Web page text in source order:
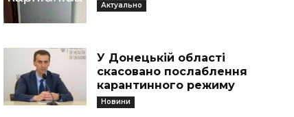
Актуально
У Донецькій області
скасовано послаблення
карантинного режиму
Новини